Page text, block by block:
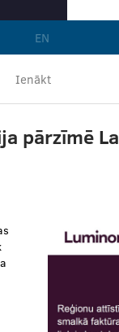
EN
Ienākt
pārzīmē